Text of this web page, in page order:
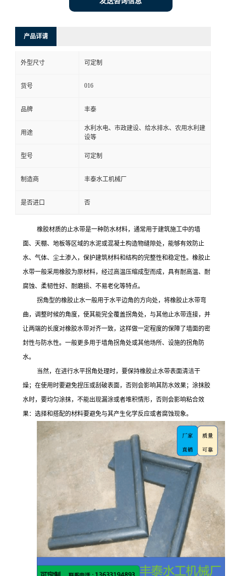
产品详请
外型尺寸 可定制
货号 016
品牌 丰泰
用途
水利水电、市政建设、给水排水、农用水利建
设等
型号 可定制
制造商 丰泰水工机械厂
是否进口 否
橡胶材质的止水带是一种防水材料，通常用于建筑施工中的墙
面、天棚、地板等区域的水泥或混凝土构造物缝隙处，能够有效防止
水、气体、尘土渗入，保护建筑材料和结构的完整性和稳定性。橡胶止
水带一般采用橡胶为原材料，经过高温压缩成型而成，具有耐高温、耐
腐蚀、柔韧性好、耐磨损、不易老化等特点。
拐角型的橡胶止水一般用于水平边角的方向处，将橡胶止水带弯
曲，调整时候的角度，使其能完全覆盖拐角处，与其他止水带连接，并
让两端的长度对橡胶水带对齐一致，这样做一定程度的保障了墙面的密
封性与防水性。一般更多用于墙角拐角处或其他场所、设施的拐角防
水。
当然，在进行水平拐角处理时，要保持橡胶止水带表面清洁干
燥；在使用时要避免捏压或刮破表面，否则会影响其防水效果；涂抹胶
水时，要均匀涂抹，不能出现漏涂或者堆积情形，否则会影响粘合效
果：选择和搭配的材料要避免与其产生化学反应或者腐蚀现象。